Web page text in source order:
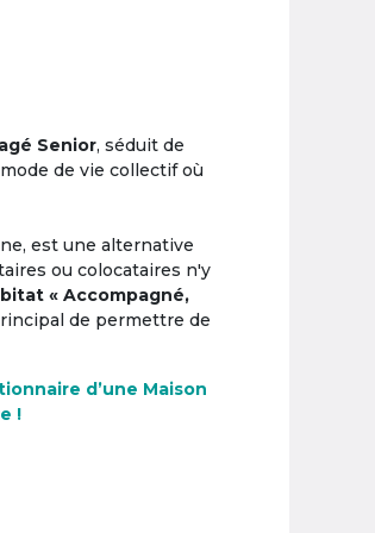
Senior, séduit de
de vie collectif où
est une alternative
ou colocataires n'y
« Accompagné,
de permettre de
d’une Maison
!